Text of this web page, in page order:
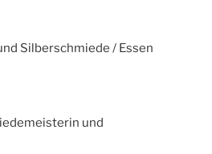
Silberschmiede / Essen
und